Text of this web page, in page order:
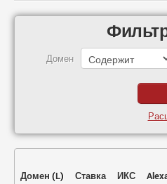
Домен
Домен (L) Ставка ИКС